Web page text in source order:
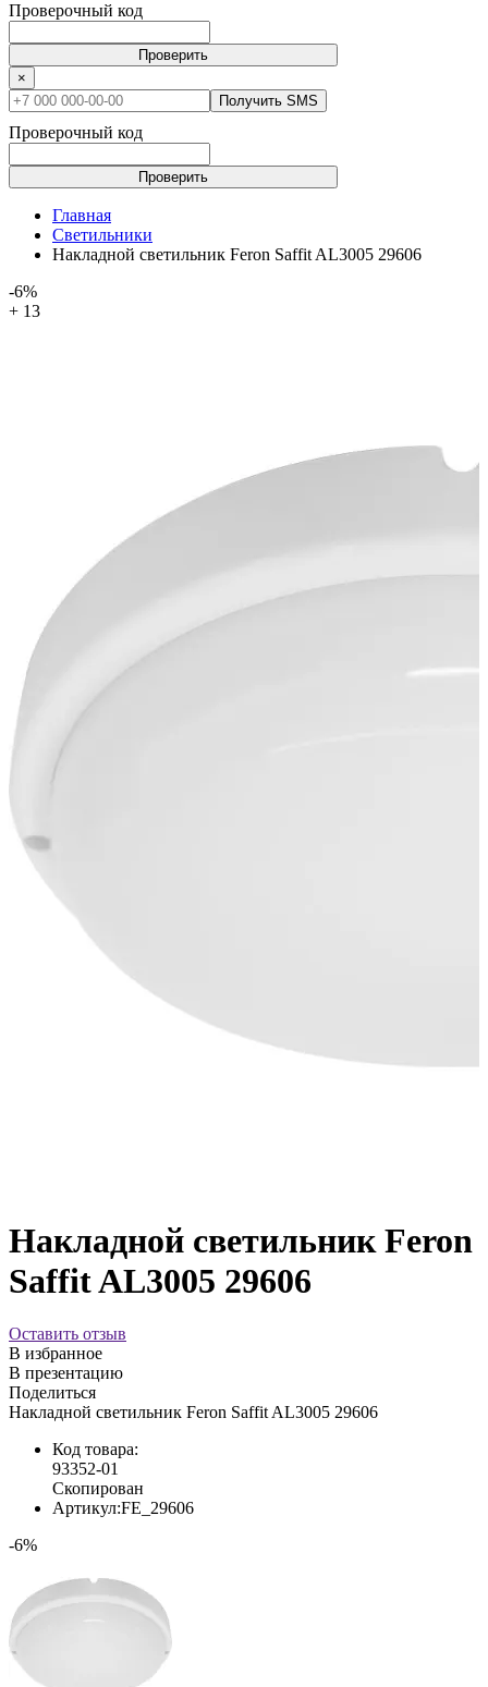
Проверочный код
Проверить
×
Получить SMS
Проверочный код
Проверить
Главная
Светильники
Накладной светильник Feron Saffit AL3005 29606
-6%
+ 13
Накладной светильник Feron
Saffit AL3005 29606
Оставить отзыв
В избранное
В презентацию
Поделиться
Накладной светильник Feron Saffit AL3005 29606
Код товара:
93352-01
Скопирован
Артикул:FE_29606
-6%